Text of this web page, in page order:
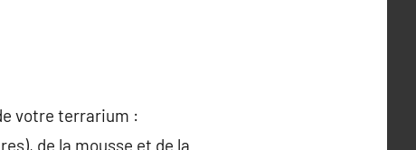
votre terrarium :
de la mousse et de la